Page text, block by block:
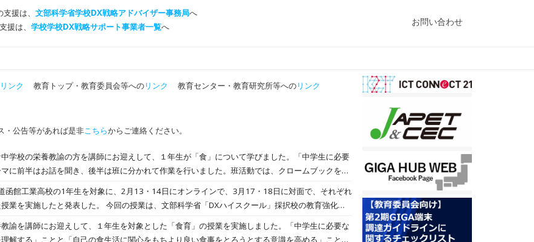
援は、 文部科学省学校DX戦略アドバイザー事務局へ
援は、 学校学校DX戦略サポート事業者一覧へ お問い合わせ
リンク 教育トップ・教育委員会等へのリンク 教育センター・教育研究所等へのリンク
・公告等があれば是非こちらからご連絡ください。
学校の栄養教諭の方を講師にお迎えして、１年生が「食」について学びました。「中学生に必要
に前半はお話を聞き、後半は班に分かれて作業を行いました。班活動では、クロームブックを活
した。食事は健康に直結するので、今日学んだことを忘れずに、これからの生活にいかしてほしい
函館工業高校の1年生を対象に、2月13・14日にオンラインで、3月17・18日に対面で、それぞれ
業を実施したと発表した。 今回の授業は、文部科学省「DXハイスクール」採択校の教育強化の
のゴールは、「質の高い探究学習で創造的な思考力を身につける」ことで、生成AIの理解と活用
諭を講師にお迎えして、１年生を対象とした「食育」の授業を実施しました。「中学生に必要な
解する」ことと「自己の食生活に関心をもちより良い食事をとろうとする意識を高める」ことを